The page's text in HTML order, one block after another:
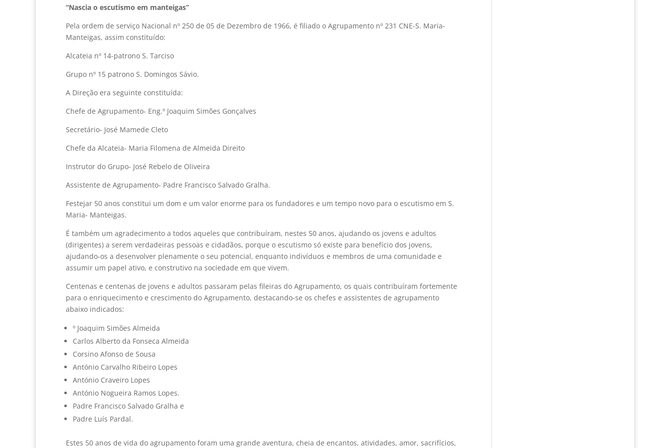
“Nascia o escutismo em manteigas”
Pela ordem de serviço Nacional nº 250 de 05 de Dezembro de 1966, é filiado o Agrupamento nº 231 CNE-S. Maria-
Manteigas, assim constituído:
Alcateia nº 14-patrono S. Tarciso
Grupo nº 15 patrono S. Domingos Sávio.
A Direção era seguinte constituída:
Chefe de Agrupamento- Eng.º Joaquim Simões Gonçalves
Secretário- José Mamede Cleto
Chefe da Alcateia- Maria Filomena de Almeida Direito
Instrutor do Grupo- José Rebelo de Oliveira
Assistente de Agrupamento- Padre Francisco Salvado Gralha.
Festejar 50 anos constitui um dom e um valor enorme para os fundadores e um tempo novo para o escutismo em S.
Maria- Manteigas.
É também um agradecimento a todos aqueles que contribuíram, nestes 50 anos, ajudando os jovens e adultos
(dirigentes) a serem verdadeiras pessoas e cidadãos, porque o escutismo só existe para benefício dos jovens,
ajudando-os a desenvolver plenamente o seu potencial, enquanto indivíduos e membros de uma comunidade e
assumir um papel ativo, e construtivo na sociedade em que vivem.
Centenas e centenas de jovens e adultos passaram pelas fileiras do Agrupamento, os quais contribuíram fortemente
para o enriquecimento e crescimento do Agrupamento, destacando-se os chefes e assistentes de agrupamento
abaixo indicados:
º Joaquim Simões Almeida
Carlos Alberto da Fonseca Almeida
Corsino Afonso de Sousa
António Carvalho Ribeiro Lopes
António Craveiro Lopes
António Nogueira Ramos Lopes.
Padre Francisco Salvado Gralha e
Padre Luís Pardal.
Estes 50 anos de vida do agrupamento foram uma grande aventura, cheia de encantos, atividades, amor, sacrifícios,